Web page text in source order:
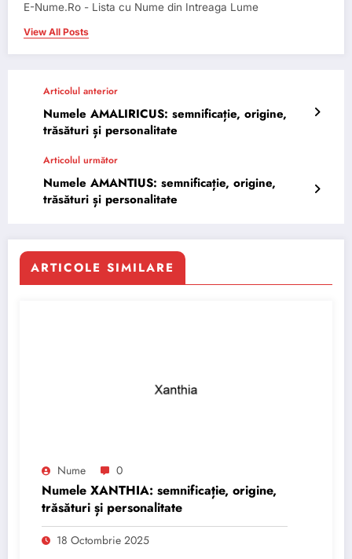
E-Nume.Ro - Lista cu Nume din Intreaga Lume
View All Posts
Articolul anterior
Numele AMALIRICUS: semnificație, origine,
trăsături și personalitate
Articolul următor
Numele AMANTIUS: semnificație, origine,
trăsături și personalitate
ARTICOLE SIMILARE
Nume 0
Numele XANTHIA: semnificație, origine,
trăsături și personalitate
18 Octombrie 2025